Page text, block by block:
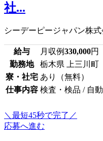
社...
シーデーピージャパン株式
給与 月収例330,000円
勤務地
栃木県 上三川町
寮・社宅 あり（無料）
仕事内容 検査・検品 / 自
＼最短45秒で完了／
応募へ進む